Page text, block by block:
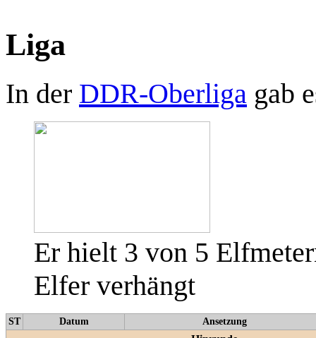
Liga
In der DDR-Oberliga gab
Er hielt 3 von 5
Elfer verhängt
ST Datum Ansetzung